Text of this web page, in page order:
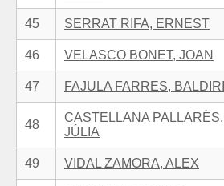
45 SERRAT RIFA, ERNEST
46 VELASCO BONET, JOAN
47 FAJULA FARRES, BALDIRI
48
CASTELLANA PALLARÈS,
JÚLIA
49 VIDAL ZAMORA, ALEX